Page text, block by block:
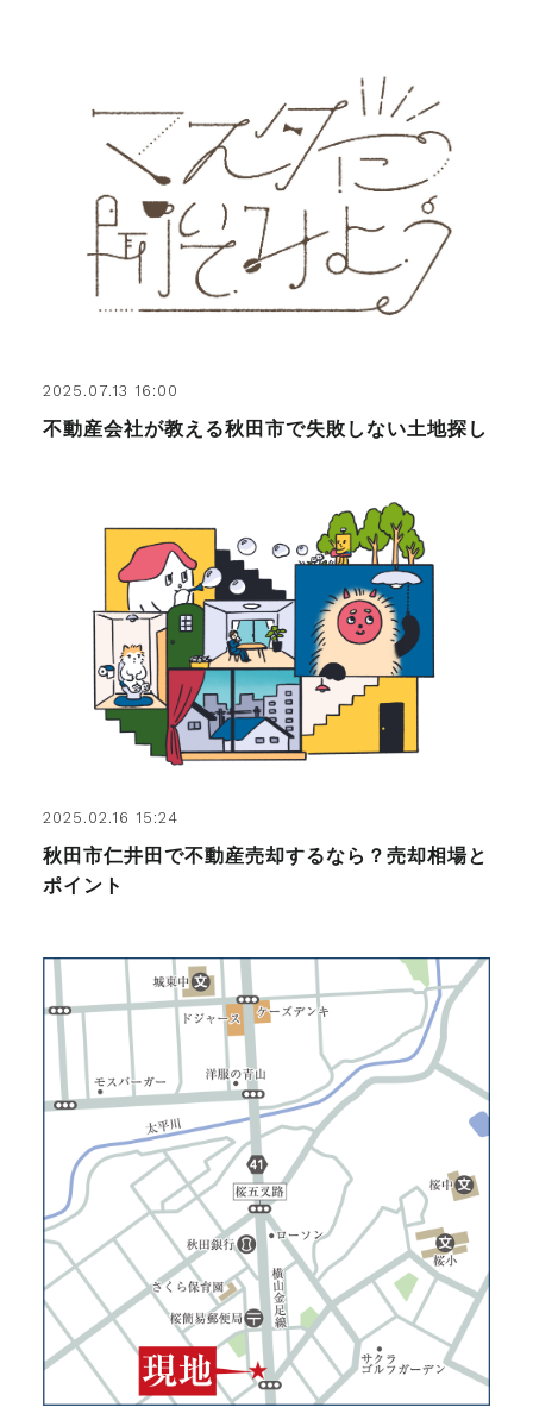
2025.07.13 16:00
不動産会社が教える秋田市で失敗しない土地探し
2025.02.16 15:24
秋田市仁井田で不動産売却するなら？売却相場と
ポイント